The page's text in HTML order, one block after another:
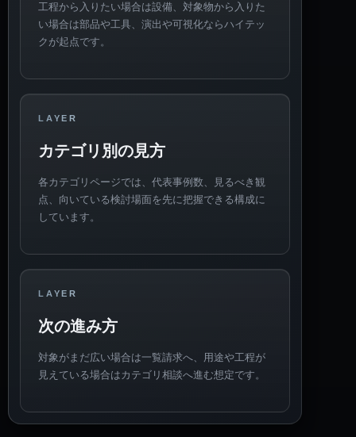
工程から入りたい場合は設備、対象物から入りた
い場合は部品や工具、演出や可視化ならハイテッ
クが起点です。
LAYER
カテゴリ別の見方
各カテゴリページでは、代表事例数、見るべき観
点、向いている検討場面を先に把握できる構成に
しています。
LAYER
次の進み方
対象がまだ広い場合は一覧請求へ、用途や工程が
見えている場合はカテゴリ相談へ進む想定です。